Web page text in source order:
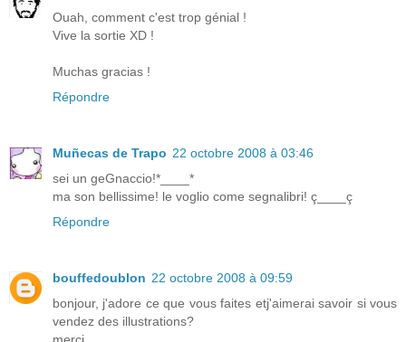
Ouah, comment c'est trop génial !
Vive la sortie XD !
Muchas gracias !
Répondre
Muñecas de Trapo 22 octobre 2008 à 03:46
sei un geGnaccio!*____*
ma son bellissime! le voglio come segnalibri! ç____ç
Répondre
bouffedoublon 22 octobre 2008 à 09:59
bonjour, j'adore ce que vous faites etj'aimerai savoir si vous
vendez des illustrations?
merci